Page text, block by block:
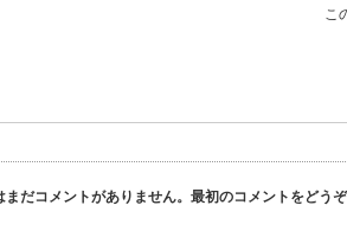
こ
まだコメントがありません。最初のコメントをどうぞ